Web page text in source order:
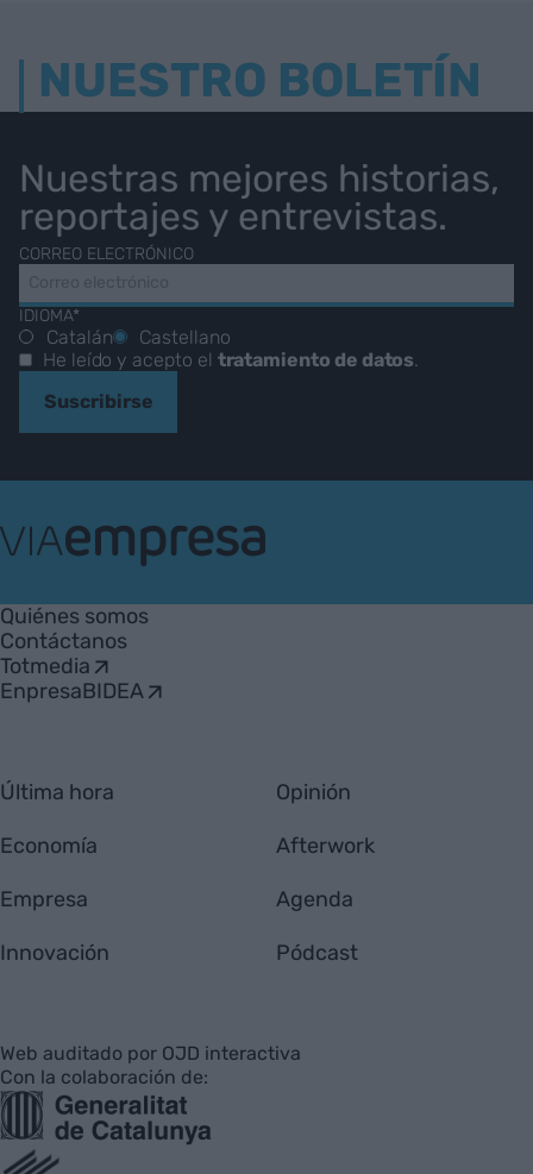
NUESTRO BOLETÍN
Nuestras mejores historias,
reportajes y entrevistas.
CORREO ELECTRÓNICO
IDIOMA*
Catalán
Castellano
He leído y acepto el tratamiento de datos.
Suscribirse
Empresa
Quiénes somos
Contáctanos
Totmedia
EnpresaBIDEA
Última hora
Economía
Empresa
Innovación
Opinión
Afterwork
Agenda
Pódcast
Web auditado por OJD interactiva
Con la colaboración de: